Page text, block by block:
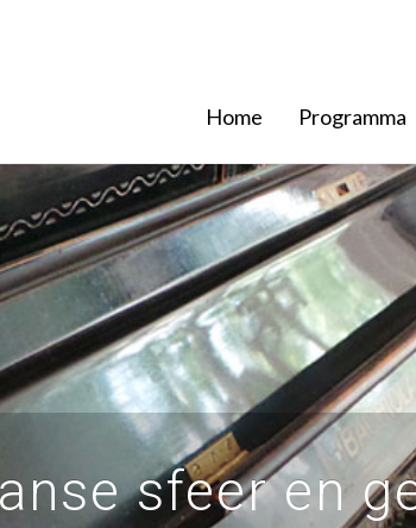
Home Programma
sfeer en